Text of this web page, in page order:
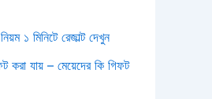
১ মিনিটে রেজাল্ট দেখুন
করা যায় – মেয়েদের কি গিফট